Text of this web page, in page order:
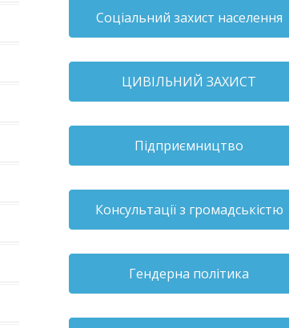
Соціальний захист населення
ЦИВІЛЬНИЙ ЗАХИСТ
Підприємництво
Консультації з громадськістю
Гендерна політика